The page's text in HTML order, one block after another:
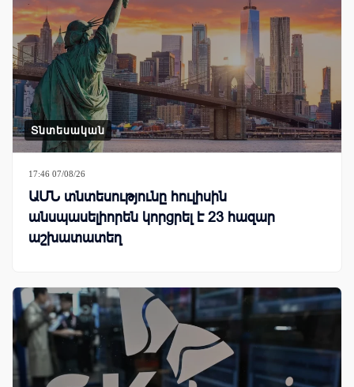
Տնտեսական
17:46 07/08/26
ԱՄՆ տնտեսությունը հուլիսին
անսպասելիորեն կորցրել է 23 հազար
աշխատատեղ